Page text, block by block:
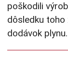
poškodili
dôsledku
dodávok plynu.